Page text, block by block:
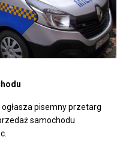
pisemny przetarg
samochodu